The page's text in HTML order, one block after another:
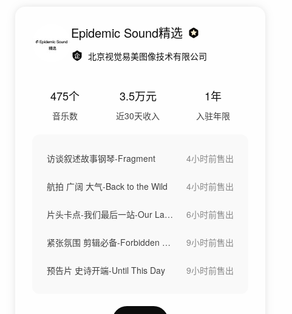
Epidemic Sound精选
北京视觉易美图像技术有限公司
475个
音乐数
3.5万元
近30天收入
1年
入驻年限
访谈叙述故事钢琴-Fragment 4小时前售出
航拍 广阔 大气-Back to the Wild 4小时前售出
片头卡点-我们最后一站-Our Last Stand 6小时前售出
紧张氛围 剪辑必备-Forbidden Fruit 9小时前售出
预告片 史诗开端-Until This Day 9小时前售出